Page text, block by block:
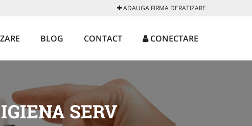
ADAUGA FIRMA DERATIZARE
BLOG CONTACT CONECTARE
SERV